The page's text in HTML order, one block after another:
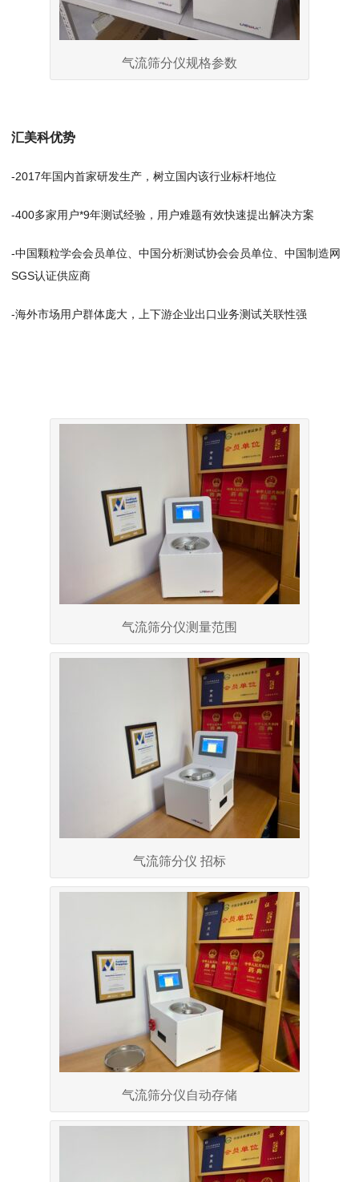
气流筛分仪规格参数
汇美科优势
-2017年国内首家研发生产，树立国内该行业标杆地位
-400多家用户*9年测试经验，用户难题有效快速提出解决方案
-中国颗粒学会会员单位、中国分析测试协会会员单位、中国制造网
SGS认证供应商
-海外市场用户群体庞大，上下游企业出口业务测试关联性强
气流筛分仪测量范围
气流筛分仪 招标
气流筛分仪自动存储